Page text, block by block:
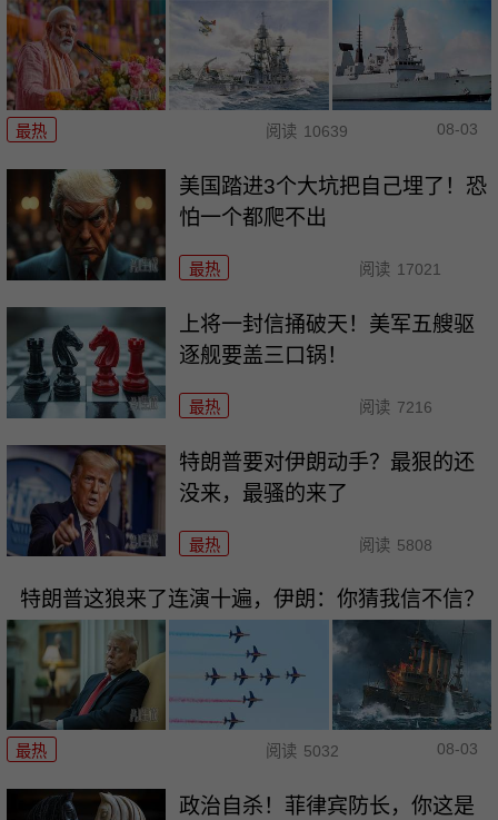
最热 阅读 10639 08-03
美国踏进3个大坑把自己埋了！恐
怕一个都爬不出
最热 阅读 17021
上将一封信捅破天！美军五艘驱
逐舰要盖三口锅！
最热 阅读 7216
特朗普要对伊朗动手？最狠的还
没来，最骚的来了
最热 阅读 5808
特朗普这狼来了连演十遍，伊朗：你猜我信不信？
最热 阅读 5032 08-03
政治自杀！菲律宾防长，你这是